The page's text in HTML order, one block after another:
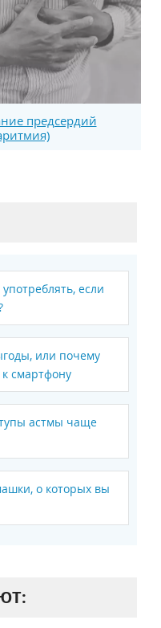
предсердий
если
или почему
смартфону
астмы чаще
о которых вы